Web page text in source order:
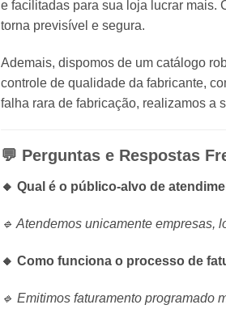
e facilitadas para sua loja lucrar mais.
torna previsível e segura.
Ademais, dispomos de um catálogo
controle de qualidade da fabricante,
falha rara de fabricação, realizamos a
💬 Perguntas e Respostas
🔸 Qual é o público-alvo de
🔹 Atendemos unicamente empresas,
🔸 Como funciona o processo de
🔹 Emitimos faturamento programado